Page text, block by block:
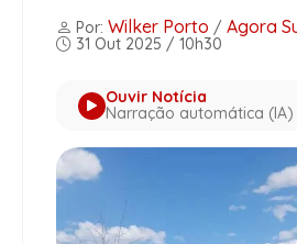
Por: Wilker Porto / Agora
31 Out 2025 / 10h30
Ouvir Notícia
Narração automática (IA)